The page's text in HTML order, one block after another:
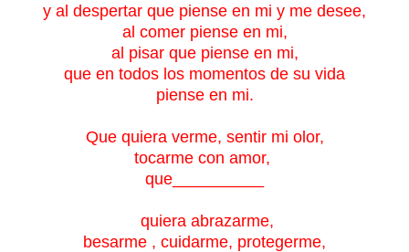
y al despertar que piense en mi y me desee,
al comer piense en mi,
al pisar que piense en mi,
que en todos los momentos de su vida
piense en mi.
Que quiera verme, sentir mi olor,
tocarme con amor,
que__________
quiera abrazarme,
besarme , cuidarme, protegerme,